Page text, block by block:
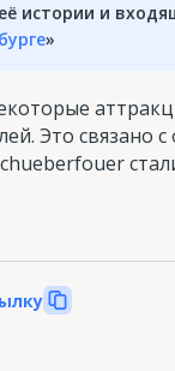
истории и
»
Это